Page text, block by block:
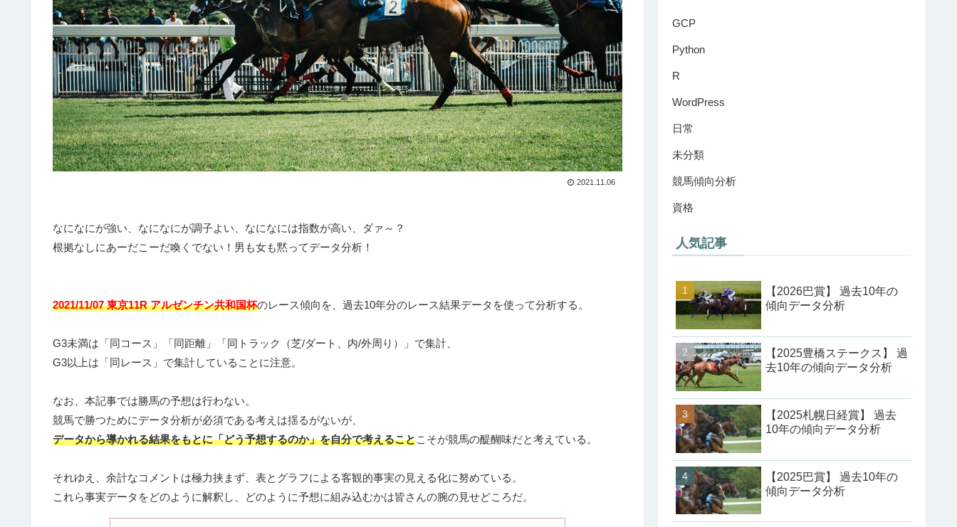
2021.11.06
なになにが強い、なになにが調子よい、なになには指数が高い、ダァ～？
根拠なしにあーだこーだ喚くでない！男も女も黙ってデータ分析！
2021/11/07 東京11R アルゼンチン共和国杯のレース傾向を、過去10年分のレース結果データを使って分析する。
G3未満は「同コース」「同距離」「同トラック（芝/ダート、内/外周り）」で集計、
G3以上は「同レース」で集計していることに注意。
なお、本記事では勝馬の予想は行わない。
競馬で勝つためにデータ分析が必須である考えは揺るがないが、
データから導かれる結果をもとに「どう予想するのか」を自分で考えることこそが競馬の醍醐味だと考えている。
それゆえ、余計なコメントは極力挟まず、表とグラフによる客観的事実の見える化に努めている。
これら事実データをどのように解釈し、どのように予想に組み込むかは皆さんの腕の見せどころだ。
GCP
Python
R
WordPress
日常
未分類
競馬傾向分析
資格
人気記事
【2026巴賞】 過去10年の
傾向データ分析
【2025豊橋ステークス】 過
去10年の傾向データ分析
【2025札幌日経賞】 過去
10年の傾向データ分析
【2025巴賞】 過去10年の
傾向データ分析